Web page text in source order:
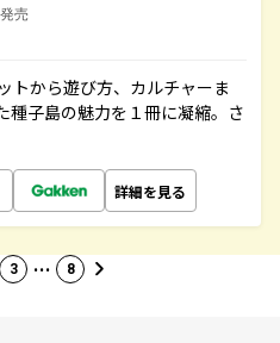
売
トから遊び方、カルチャーま
種子島の魅力を１冊に凝縮。さ
詳細を見る
3 … 8